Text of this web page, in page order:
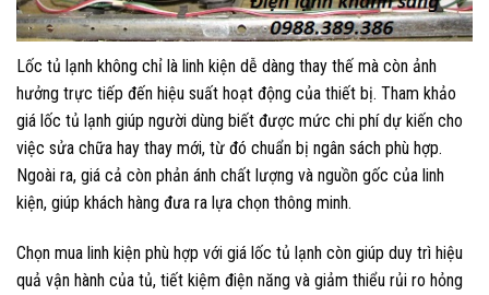
Lốc tủ lạnh không chỉ là linh kiện dễ dàng thay thế mà còn ảnh
hưởng trực tiếp đến hiệu suất hoạt động của thiết bị. Tham khảo
giá lốc tủ lạnh giúp người dùng biết được mức chi phí dự kiến cho
việc sửa chữa hay thay mới, từ đó chuẩn bị ngân sách phù hợp.
Ngoài ra, giá cả còn phản ánh chất lượng và nguồn gốc của linh
kiện, giúp khách hàng đưa ra lựa chọn thông minh.
Chọn mua linh kiện phù hợp với giá lốc tủ lạnh còn giúp duy trì hiệu
quả vận hành của tủ, tiết kiệm điện năng và giảm thiểu rủi ro hỏng